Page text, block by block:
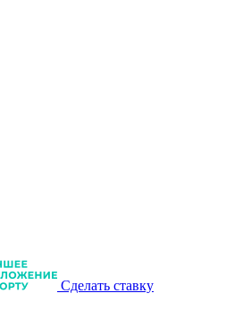
Сделать ставку